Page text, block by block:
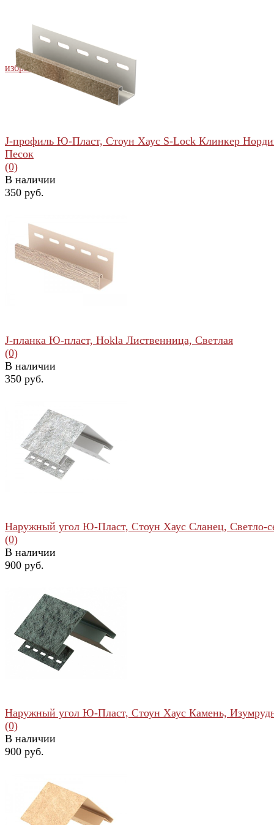
избранное сравнить
избранное сравнить
J-профиль Ю-Пласт, Стоун Хаус S-Lock Клинкер
Песок
(0)
В наличии
350 руб.
избранное сравнить
J-планка Ю-пласт, Hokla Лиственница, Светлая
(0)
В наличии
350 руб.
избранное сравнить
Наружный угол Ю-Пласт, Стоун Хаус Сланец, Светло-
(0)
В наличии
900 руб.
Наружный угол Ю-Пласт, Стоун Хаус Камень,
(0)
В наличии
900 руб.